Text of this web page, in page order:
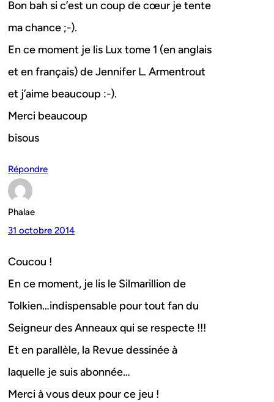
Bon bah si c’est un coup de cœur je tente
ma chance ;-).
En ce moment je lis Lux tome 1 (en anglais
et en français) de Jennifer L. Armentrout
et j’aime beaucoup :-).
Merci beaucoup
bisous
Répondre
Phalae
31 octobre 2014
Coucou !
En ce moment, je lis le Silmarillion de
Tolkien…indispensable pour tout fan du
Seigneur des Anneaux qui se respecte !!!
Et en parallèle, la Revue dessinée à
laquelle je suis abonnée…
Merci à vous deux pour ce jeu !